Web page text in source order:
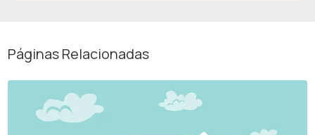
Páginas Relacionadas